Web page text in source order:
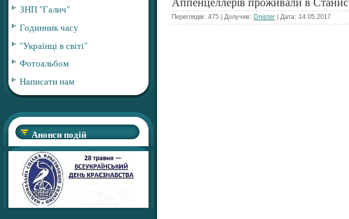
ЗНП "Галич"
Годинник часу
"Українці в світі"
Фотоальбом
Написати нам
Анонси подій
Аппенцеллерів проживали в Станис
Переглядів: 475 | Долучив: Dnister | Дата: 14.05.2017